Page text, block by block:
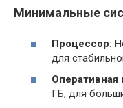
Минимальные
Процессор:
для
Оперативная
ГБ, для